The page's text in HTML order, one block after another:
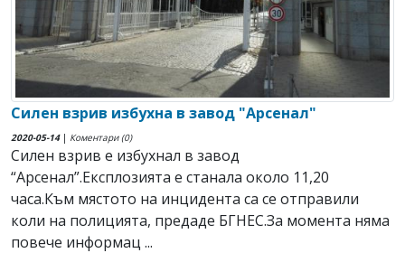
Силен взрив избухна в завод "Арсенал"
2020-05-14| Коментари (0)
Силен взрив е избухнал в завод
“Арсенал”.Експлозията е станала около 11,20
часа.Към мястото на инцидента са се отправили
коли на полицията, предаде БГНЕС.За момента няма
повече информац ...